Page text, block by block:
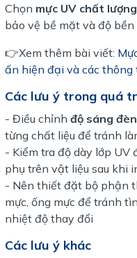
Chọn mực UV chất
bảo vệ bề mặt và độ bền
👉Xem thêm bài viết:
ấn hiện đại và các
Các lưu ý trong quá
- Điều chỉnh độ sáng
từng chất liệu để tránh
- Kiểm tra độ dày lớp UV
phụ trên vật liệu sau khi
- Nên thiết đặt bộ phận
mực, ống mực để tránh
nhiệt độ thay đổi
Các lưu ý khác